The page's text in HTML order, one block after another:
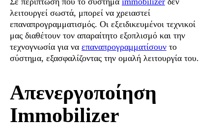
λειτουργεί σωστά, μπορεί να χρειαστεί
επαναπρογραμματισμός. Οι εξειδικευμένοι τεχνικοί
μας διαθέτουν τον απαραίτητο εξοπλισμό και την
τεχνογνωσία για να επαναπρογραμματίσουντο
σύστημα, εξασφαλίζοντας την ομαλή λειτουργία του.
Απενεργοποίηση
Immobilizer